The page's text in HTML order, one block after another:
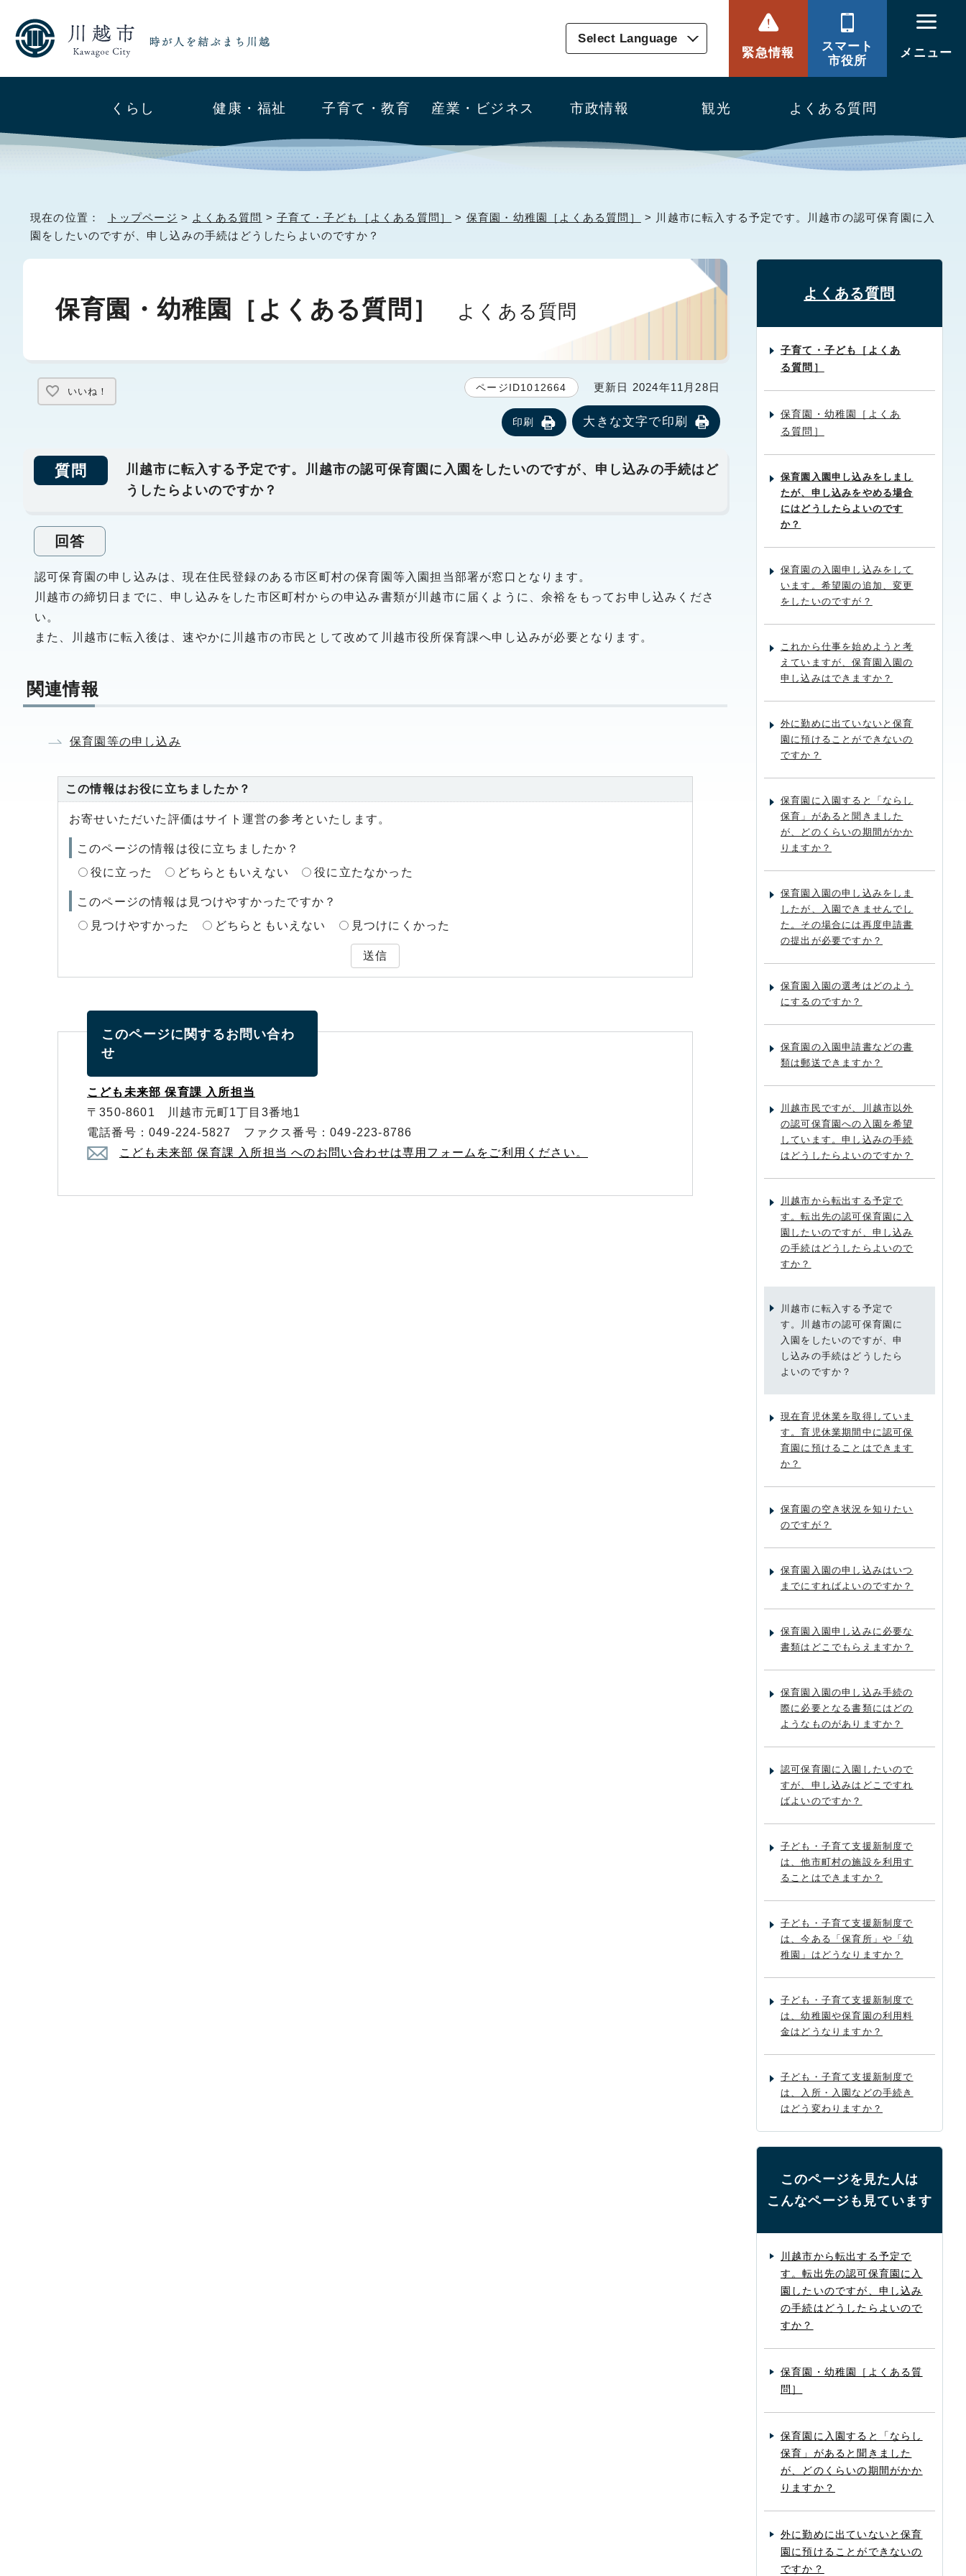
Select Language
緊急情報
スマート
市役所
メニュー
くらし 健康・福祉 子育て・教育 産業・ビジネス 市政情報 観光 よくある質問
現在の位置： トップページ > よくある質問 >子育て・子ども［よくある質問］ > 保育園・幼稚園［よくある質問］
> 川越市に転入する予定です。川越市の認可保育園に入
園をしたいのですが、申し込みの手続はどうしたらよいのですか？
保育園・幼稚園［よくある質問］ よくある質問
いいね！ ページID1012664 更新日 2024年11月28日
印刷 大きな文字で印刷
質問
川越市に転入する予定です。川越市の認可保育園に入園をしたいのですが、申し込みの手続はど
うしたらよいのですか？
回答
認可保育園の申し込みは、現在住民登録のある市区町村の保育園等入園担当部署が窓口となります。
川越市の締切日までに、申し込みをした市区町村からの申込み書類が川越市に届くように、余裕をもってお申し込みくださ
い。
また、川越市に転入後は、速やかに川越市の市民として改めて川越市役所保育課へ申し込みが必要となります。
関連情報
保育園等の申し込み
この情報はお役に立ちましたか？
お寄せいただいた評価はサイト運営の参考といたします。
このページの情報は役に立ちましたか？
役に立った
どちらともいえない 役に立たなかった
このページの情報は見つけやすかったですか？
見つけやすかった
どちらともいえない 見つけにくかった
送信
このページに関するお問い合わ
せ
こども未来部 保育課 入所担当
〒350-8601 川越市元町1丁目3番地1
電話番号：049-224-5827 ファクス番号：049-223-8786
こども未来部 保育課 入所担当 へのお問い合わせは専用フォームをご利用ください。
よくある質問
子育て・子ども［よくあ
る質問］
保育園・幼稚園［よくあ
る質問］
保育園入園申し込みをしまし
たが、申し込みをやめる場合
にはどうしたらよいのです
か？
保育園の入園申し込みをして
います。希望園の追加、変更
をしたいのですが？
これから仕事を始めようと考
えていますが、保育園入園の
申し込みはできますか？
外に勤めに出ていないと保育
園に預けることができないの
ですか？
保育園に入園すると「ならし
保育」があると聞きました
が、どのくらいの期間がかか
りますか？
保育園入園の申し込みをしま
したが、入園できませんでし
た。その場合には再度申請書
の提出が必要ですか？
保育園入園の選考はどのよう
にするのですか？
保育園の入園申請書などの書
類は郵送できますか？
川越市民ですが、川越市以外
の認可保育園への入園を希望
しています。申し込みの手続
はどうしたらよいのですか？
川越市から転出する予定で
す。転出先の認可保育園に入
園したいのですが、申し込み
の手続はどうしたらよいので
すか？
川越市に転入する予定で
す。川越市の認可保育園に
入園をしたいのですが、申
し込みの手続はどうしたら
よいのですか？
現在育児休業を取得していま
す。育児休業期間中に認可保
育園に預けることはできます
か？
保育園の空き状況を知りたい
のですが？
保育園入園の申し込みはいつ
までにすればよいのですか？
保育園入園申し込みに必要な
書類はどこでもらえますか？
保育園入園の申し込み手続の
際に必要となる書類にはどの
ようなものがありますか？
認可保育園に入園したいので
すが、申し込みはどこですれ
ばよいのですか？
子ども・子育て支援新制度で
は、他市町村の施設を利用す
ることはできますか？
子ども・子育て支援新制度で
は、今ある「保育所」や「幼
稚園」はどうなりますか？
子ども・子育て支援新制度で
は、幼稚園や保育園の利用料
金はどうなりますか？
子ども・子育て支援新制度で
は、入所・入園などの手続き
はどう変わりますか？
このページを見た人は
こんなページも見ています
川越市から転出する予定で
す。転出先の認可保育園に入
園したいのですが、申し込み
の手続はどうしたらよいので
すか？
保育園・幼稚園［よくある質
問］
保育園に入園すると「ならし
保育」があると聞きました
が、どのくらいの期間がかか
りますか？
外に勤めに出ていないと保育
園に預けることができないの
ですか？